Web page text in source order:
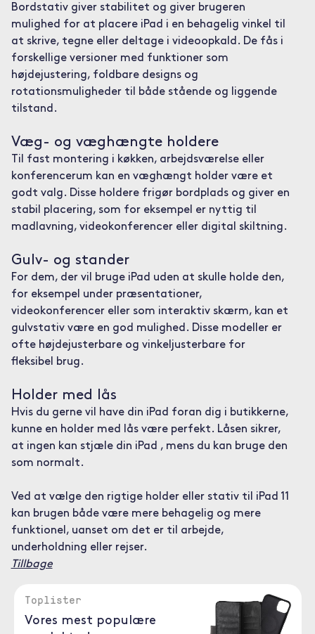
Bordstativ giver stabilitet og giver brugeren
mulighed for at placere iPad i en behagelig vinkel til
at skrive, tegne eller deltage i videoopkald. De fås i
forskellige versioner med funktioner som
højdejustering, foldbare designs og
rotationsmuligheder til både stående og liggende
tilstand.
Væg- og væghængte holdere
Til fast montering i køkken, arbejdsværelse eller
konferencerum kan en væghængt holder være et
godt valg. Disse holdere frigør bordplads og giver en
stabil placering, som for eksempel er nyttig til
madlavning, videokonferencer eller digital skiltning.
Gulv- og stander
For dem, der vil bruge iPad uden at skulle holde den,
for eksempel under præsentationer,
videokonferencer eller som interaktiv skærm, kan et
gulvstativ være en god mulighed. Disse modeller er
ofte højdejusterbare og vinkeljusterbare for
fleksibel brug.
Holder med lås
Hvis du gerne vil have din iPad foran dig i butikkerne,
kunne en holder med lås være perfekt. Låsen sikrer,
at ingen kan stjæle din iPad , mens du kan bruge den
som normalt.
Ved at vælge den rigtige holder eller stativ til iPad 11
kan brugen både være mere behagelig og mere
funktionel, uanset om det er til arbejde,
underholdning eller rejser.
Tillbage
Toplister
Vores mest populære